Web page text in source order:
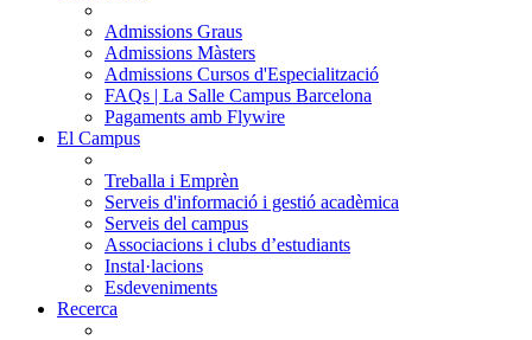
Admissions Graus
Admissions Màsters
Admissions Cursos d'Especialització
FAQs | La Salle Campus Barcelona
Pagaments amb Flywire
El Campus
Treballa i Emprèn
Serveis d'informació i gestió acadèmica
Serveis del campus
Associacions i clubs d’estudiants
Instal·lacions
Esdeveniments
Recerca